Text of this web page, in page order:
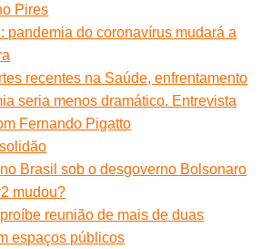
Pires
pandemia do coronavírus mudará a
recentes na Saúde, enfrentamento
seria menos dramático. Entrevista
Fernando Pigatto
Brasil sob o desgoverno Bolsonaro
mudou?
reunião de mais de duas
espaços públicos